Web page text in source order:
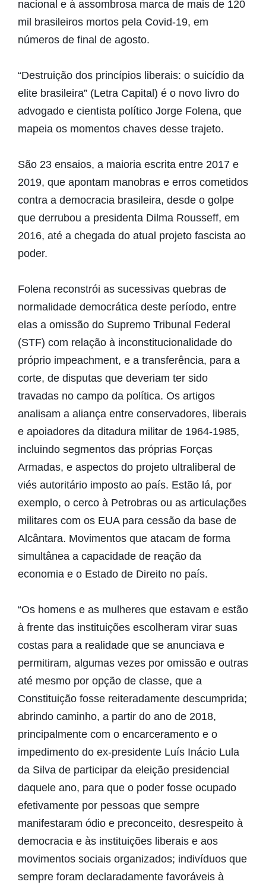
nacional e à assombrosa marca de mais de 120
mil brasileiros mortos pela Covid-19, em
números de final de agosto.
“Destruição dos princípios liberais: o suicídio da
elite brasileira” (Letra Capital) é o novo livro do
advogado e cientista político Jorge Folena, que
mapeia os momentos chaves desse trajeto.
São 23 ensaios, a maioria escrita entre 2017 e
2019, que apontam manobras e erros cometidos
contra a democracia brasileira, desde o golpe
que derrubou a presidenta Dilma Rousseff, em
2016, até a chegada do atual projeto fascista ao
poder.
Folena reconstrói as sucessivas quebras de
normalidade democrática deste período, entre
elas a omissão do Supremo Tribunal Federal
(STF) com relação à inconstitucionalidade do
próprio impeachment, e a transferência, para a
corte, de disputas que deveriam ter sido
travadas no campo da política. Os artigos
analisam a aliança entre conservadores, liberais
e apoiadores da ditadura militar de 1964-1985,
incluindo segmentos das próprias Forças
Armadas, e aspectos do projeto ultraliberal de
viés autoritário imposto ao país. Estão lá, por
exemplo, o cerco à Petrobras ou as articulações
militares com os EUA para cessão da base de
Alcântara. Movimentos que atacam de forma
simultânea a capacidade de reação da
economia e o Estado de Direito no país.
“Os homens e as mulheres que estavam e estão
à frente das instituições escolheram virar suas
costas para a realidade que se anunciava e
permitiram, algumas vezes por omissão e outras
até mesmo por opção de classe, que a
Constituição fosse reiteradamente descumprida;
abrindo caminho, a partir do ano de 2018,
principalmente com o encarceramento e o
impedimento do ex-presidente Luís Inácio Lula
da Silva de participar da eleição presidencial
daquele ano, para que o poder fosse ocupado
efetivamente por pessoas que sempre
manifestaram ódio e preconceito, desrespeito à
democracia e às instituições liberais e aos
movimentos sociais organizados; indivíduos que
sempre foram declaradamente favoráveis à